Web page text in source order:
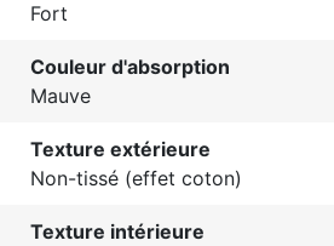
Fort
Couleur d'absorption
Mauve
Texture extérieure
Non-tissé (effet coton)
Texture intérieure